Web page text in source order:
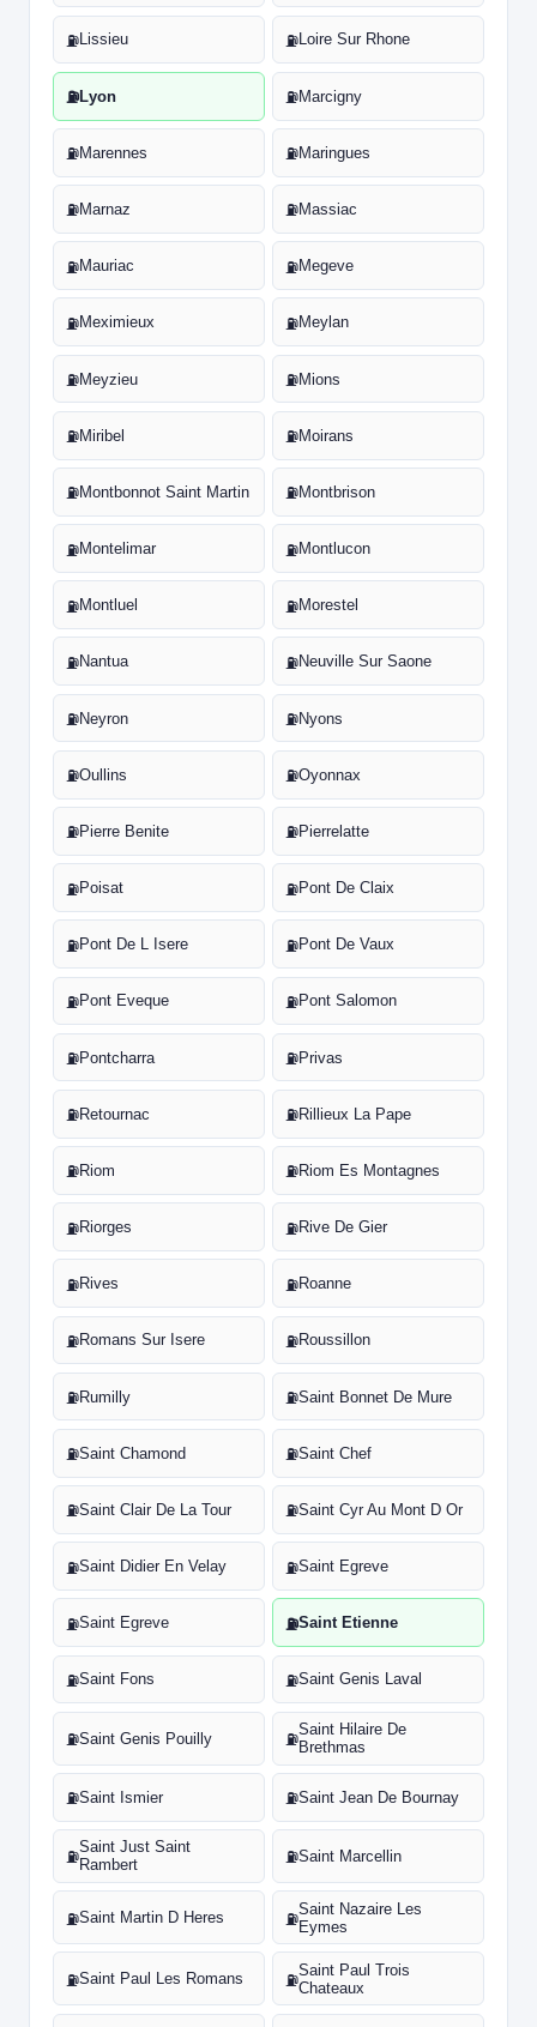
⛽Lissieu ⛽Loire Sur Rhone
⛽Lyon ⛽Marcigny
⛽Marennes ⛽Maringues
⛽Marnaz ⛽Massiac
⛽Mauriac ⛽Megeve
⛽Meximieux ⛽Meylan
⛽Meyzieu ⛽Mions
⛽Miribel ⛽Moirans
⛽Montbonnot Saint Martin ⛽Montbrison
⛽Montelimar ⛽Montlucon
⛽Montluel ⛽Morestel
⛽Nantua ⛽Neuville Sur Saone
⛽Neyron ⛽Nyons
⛽Oullins ⛽Oyonnax
⛽Pierre Benite ⛽Pierrelatte
⛽Poisat ⛽Pont De Claix
⛽Pont De L Isere ⛽Pont De Vaux
⛽Pont Eveque ⛽Pont Salomon
⛽Pontcharra ⛽Privas
⛽Retournac ⛽Rillieux La Pape
⛽Riom ⛽Riom Es Montagnes
⛽Riorges ⛽Rive De Gier
⛽Rives ⛽Roanne
⛽Romans Sur Isere ⛽Roussillon
⛽Rumilly ⛽Saint Bonnet De Mure
⛽Saint Chamond ⛽Saint Chef
⛽Saint Clair De La Tour ⛽Saint Cyr Au Mont D Or
⛽Saint Didier En Velay ⛽Saint Egreve
⛽Saint Egreve ⛽Saint Etienne
⛽Saint Fons ⛽Saint Genis Laval
⛽Saint Genis Pouilly ⛽
Saint Hilaire De
Brethmas
⛽Saint Ismier ⛽Saint Jean De Bournay
⛽
Saint Just Saint
Rambert
⛽Saint Marcellin
⛽Saint Martin D Heres ⛽
Saint Nazaire Les
Eymes
⛽Saint Paul Les Romans ⛽
Saint Paul Trois
Chateaux